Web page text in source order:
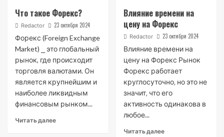
Что такое Форекс?
Redactor 23 октября 2024
Форекс (Foreign Exchange
Market) ⎯ это глобальный
рынок, где происходит
торговля валютами. Он
является крупнейшим и
наиболее ликвидным
финансовым рынком...
Читать далее
Влияние времени на
цену на Форекс
Redactor 23 октября 2024
Влияние времени на
цену на Форекс Рынок
Форекс работает
круглосуточно‚ но это не
значит‚ что его
активность одинакова в
любое...
Читать далее